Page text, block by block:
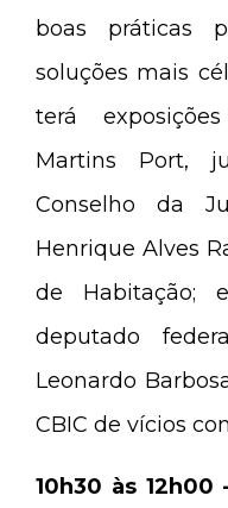
boas práticas
soluções mais
terá
Martins Port,
Conselho da
Henrique Alves
de Habitação;
deputado
Leonardo
CBIC de vícios
10h30 às